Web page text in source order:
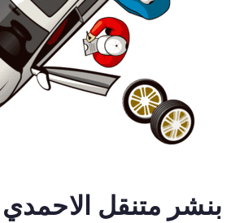
بنشر متنقل الاحمدي